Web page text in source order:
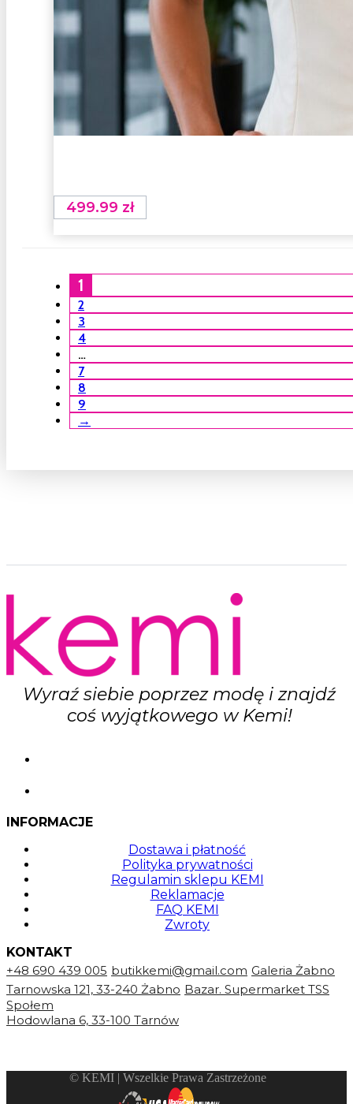
499.99 zł
1
2
3
4
…
7
8
9
→
Wyraź siebie poprzez modę i znajdź
coś wyjątkowego w Kemi!
INFORMACJE
Dostawa i płatność
Polityka prywatności
Regulamin sklepu KEMI
Reklamacje
FAQ KEMI
Zwroty
KONTAKT
+48 690 439 005 butikkemi@gmail.com Galeria Żabno
Tarnowska 121, 33-240 Żabno Bazar. Supermarket TSS
Społem
Hodowlana 6, 33-100 Tarnów
©️ KEMI | Wszelkie Prawa Zastrzeżone